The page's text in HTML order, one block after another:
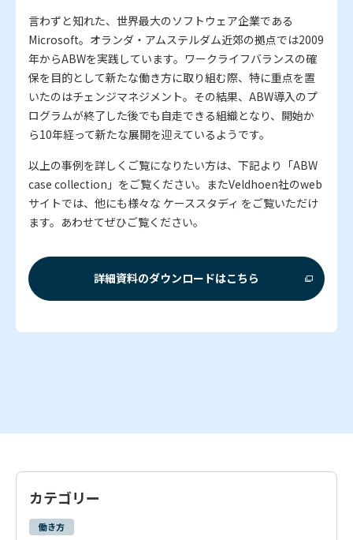
言わずと知れた、世界最大のソフトウェア企業である
Microsoft。オランダ・アムステルダム近郊の拠点では2009
年からABWを実践しています。ワークライフバランスの確
保を目的として新たな働き方に取り組む際、特に重点を置
いたのはチェンジマネジメント。その結果、ABW導入のプ
ログラムが終了した後でも自走できる組織となり、開始か
ら10年経って新たな展開を迎えているようです。
以上の事例を詳しくご覧になりたい方は、下記より「ABW
case collection」をご覧ください。またVeldhoen社のweb
サイトでは、他にも様々な ケーススタディ をご覧いただけ
ます。あわせてぜひご覧ください。
詳細資料のダウンロードはこちら
カテゴリー
働き方